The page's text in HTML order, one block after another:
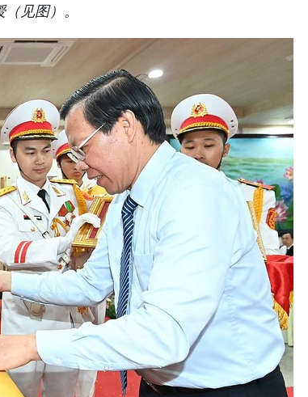
见图）。